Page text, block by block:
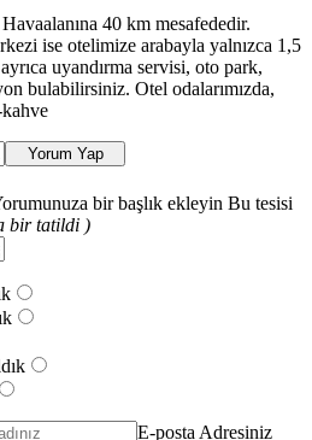
Havaalanına 40 km mesafededir.
ise otelimize arabayla yalnızca 1,5
uyandırma servisi, oto park,
bulabilirsiniz. Otel odalarımızda,
Yorum Yap
bir başlık ekleyin Bu tesisi
bir tatildi )
E-posta Adresiniz